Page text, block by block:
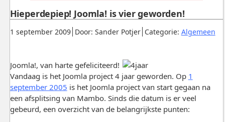
Gepubliceerd:
1 september 2009. Door: Sander Potjer. Categorie: Algemeen.
Hieperdepiep! Joomla! is vier geworden!
Joomla!, van harte gefeliciteerd!
Vandaag is het Joomla project 4 jaar geworden. Op 1
september 2005 is het Joomla project van start gegaan na
een afsplitsing van Mambo. Sinds die datum is er veel
gebeurd, een overzicht van de belangrijkste punten: